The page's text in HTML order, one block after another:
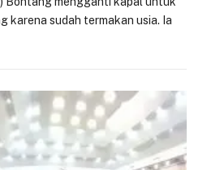
karena sudah termakan usia. Ia